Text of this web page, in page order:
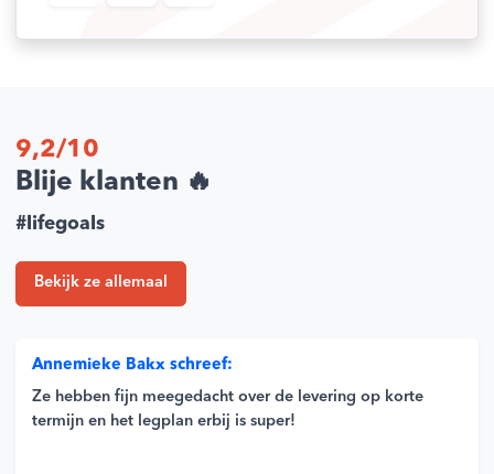
9,2/10
Blije klanten 🔥
#lifegoals
Bekijk ze allemaal
Annemieke Bakx schreef:
Ze hebben fijn meegedacht over de levering op korte
termijn en het legplan erbij is super!